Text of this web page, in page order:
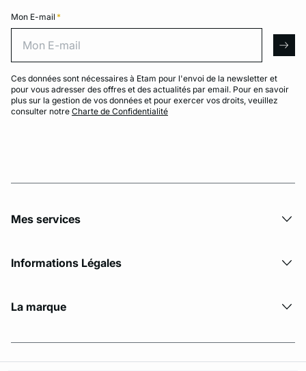
Mon E-mail *
Ces données sont nécessaires à Etam pour l'envoi de la newsletter et
pour vous adresser des offres et des actualités par email. Pour en savoir
plus sur la gestion de vos données et pour exercer vos droits, veuillez
consulter notre Charte de Confidentialité
Mes services
Informations Légales
La marque